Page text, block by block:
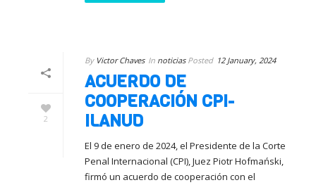
2
By Victor Chaves In noticiasPosted 12 January, 2024
ACUERDO DE
COOPERACIÓN CPI-
ILANUD
El 9 de enero de 2024, el Presidente de la Corte
Penal Internacional (CPI), Juez Piotr Hofmański,
firmó un acuerdo de cooperación con el